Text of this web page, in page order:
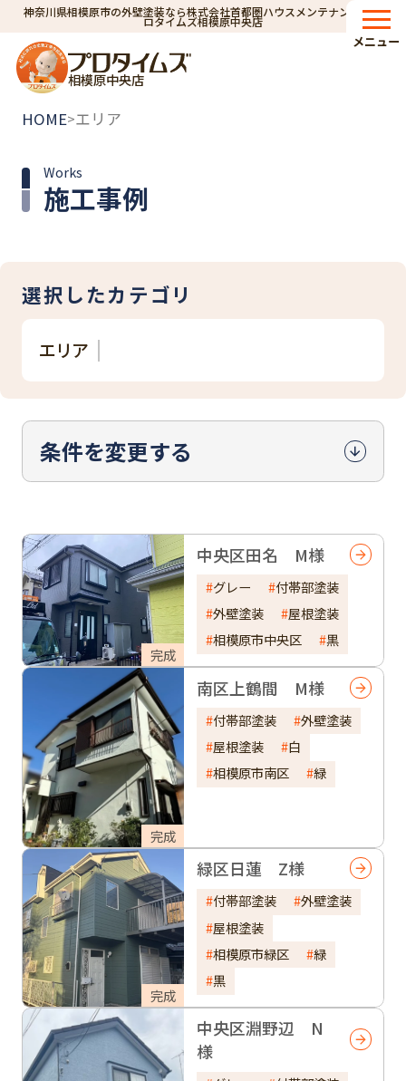
神奈川県相模原市の外壁塗装なら株式会社首都圏ハウスメンテナンス｜プ
ロタイムズ相模原中央店
相模原中央店
メニュー
HOME>エリア
施工事例
Works
選択したカテゴリ
エリア
条件を変更する
完成
中央区田名 M様
グレー
付帯部塗装
外壁塗装
屋根塗装
相模原市中央区
黒
完成
南区上鶴間 M様
付帯部塗装
外壁塗装
屋根塗装
白
相模原市南区
緑
完成
緑区日蓮 Z様
付帯部塗装
外壁塗装
屋根塗装
相模原市緑区
緑
黒
中央区淵野辺 N
様